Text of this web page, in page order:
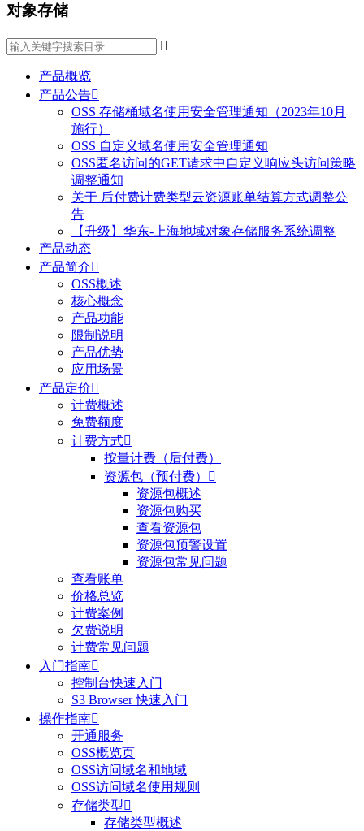
对象存储

产品概览
产品公告
OSS 存储桶域名使用安全管理通知（2023年10月
施行）
OSS 自定义域名使用安全管理通知
OSS匿名访问的GET请求中自定义响应头访问策略
调整通知
关于 后付费计费类型云资源账单结算方式调整公
告
【升级】华东-上海地域对象存储服务系统调整
产品动态
产品简介
OSS概述
核心概念
产品功能
限制说明
产品优势
应用场景
产品定价
计费概述
免费额度
计费方式
按量计费（后付费）
资源包（预付费）

资源包概述
资源包购买
查看资源包
资源包预警设置
资源包常见问题
查看账单
价格总览
计费案例
欠费说明
计费常见问题
入门指南
控制台快速入门
S3 Browser 快速入门
操作指南
开通服务
OSS概览页
OSS访问域名和地域
OSS访问域名使用规则
存储类型
存储类型概述